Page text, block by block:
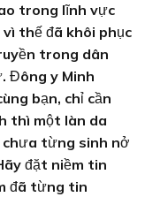
trong lĩnh vực
vì thế đã khôi phục
trong dân
Đông y Minh
bạn, chỉ cần
thì một làn da
từng sinh nở
đặt niềm tin
đã từng tin